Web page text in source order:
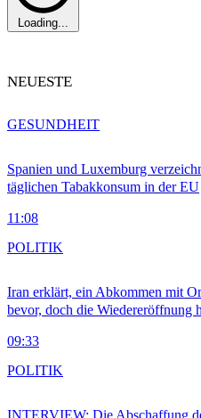
Loading...
NEUESTE
Spanien und Luxemburg
täglichen Tabakkonsum in der EU
11:08
GESUNDHEIT
Iran erklärt, ein Abkommen mit
bevor, doch die Wiedereröffnung
09:33
POLITIK
POLITIK